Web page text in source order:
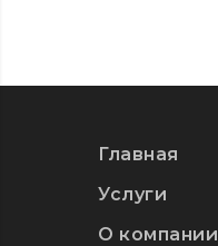
Главная
Услуги
О компании